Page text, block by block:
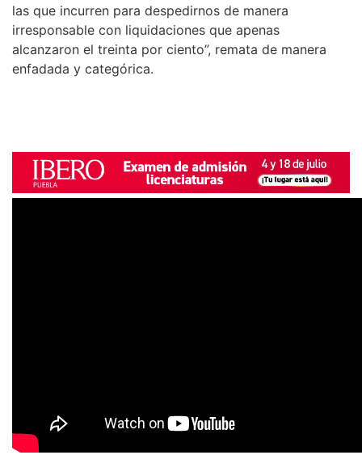
las que incurren para despedirnos de manera
irresponsable con liquidaciones que apenas
alcanzaron el treinta por ciento”, remata de manera
enfadada y categórica.